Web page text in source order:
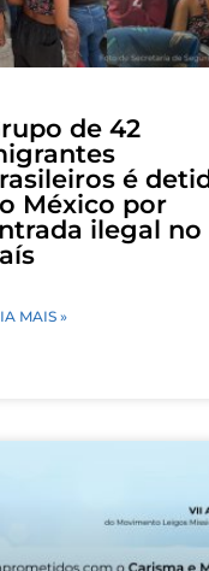
de 42
é
México por
ilegal no
MAIS »